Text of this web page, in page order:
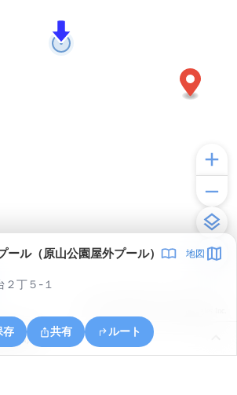
ール（原山公園屋外プール） 地図
２丁５-１
存 共有 ルート
小野町